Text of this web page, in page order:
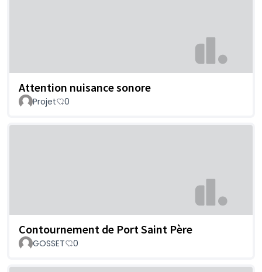
Attention nuisance sonore
Projet 0
Contournement de Port Saint Père
GOSSET 0